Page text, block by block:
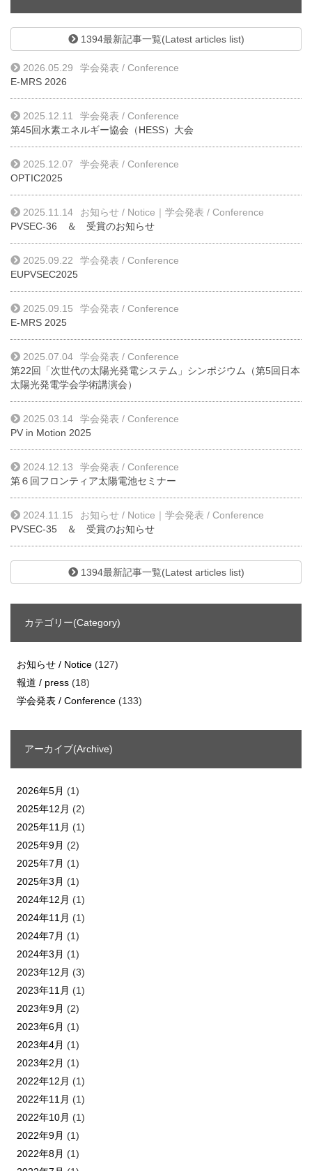
1394最新記事一覧(Latest articles list)
2026.05.29
学会発表 / Conference
E-MRS 2026
2025.12.11
学会発表 / Conference
第45回水素エネルギー協会（HESS）大会
2025.12.07
学会発表 / Conference
OPTIC2025
2025.11.14 お知らせ / Notice
学会発表 / Conference
PVSEC-36 ＆ 受賞のお知らせ
2025.09.22
学会発表 / Conference
EUPVSEC2025
2025.09.15
学会発表 / Conference
E-MRS 2025
2025.07.04
学会発表 / Conference
第22回「次世代の太陽光発電システム」シンポジウム（第5回日本
太陽光発電学会学術講演会）
2025.03.14
学会発表 / Conference
PV in Motion 2025
2024.12.13
学会発表 / Conference
第６回フロンティア太陽電池セミナー
2024.11.15 お知らせ / Notice
学会発表 / Conference
PVSEC-35 ＆ 受賞のお知らせ
1394最新記事一覧(Latest articles list)
カテゴリー(Category)
お知らせ / Notice (127)
報道 / press (18)
学会発表 / Conference (133)
アーカイブ(Archive)
2026年5月 (1)
2025年12月 (2)
2025年11月 (1)
2025年9月 (2)
2025年7月 (1)
2025年3月 (1)
2024年12月 (1)
2024年11月 (1)
2024年7月 (1)
2024年3月 (1)
2023年12月 (3)
2023年11月 (1)
2023年9月 (2)
2023年6月 (1)
2023年4月 (1)
2023年2月 (1)
2022年12月 (1)
2022年11月 (1)
2022年10月 (1)
2022年9月 (1)
2022年8月 (1)